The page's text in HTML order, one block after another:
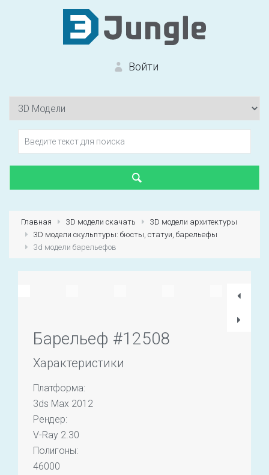
Войти
Первый раз? Зарегистрироваться
Главная 3D модели скачать
3D модели архитектуры
3D модели скульптуры: бюсты, статуи, барельефы
3d модели барельефов
Барельеф #12508
Характеристики
Платформа:
3ds Max 2012
Рендер:
V-Ray 2.30
Полигоны:
46000